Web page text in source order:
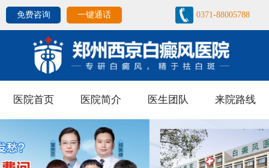
免费咨询 一键通话 0371-88005788
医院首页 医院简介 医生团队 来院路线